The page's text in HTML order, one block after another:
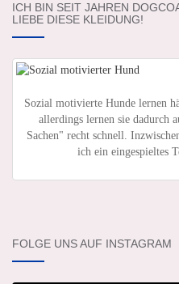
ICH BIN SEIT JAHREN
LIEBE DIESE KLEIDUNG!
Sozial motivierte Hunde lernen
allerdings lernen sie dadurch
Sachen" recht schnell.
ich ein eingespieltes
FOLGE UNS AUF INSTAGRAM